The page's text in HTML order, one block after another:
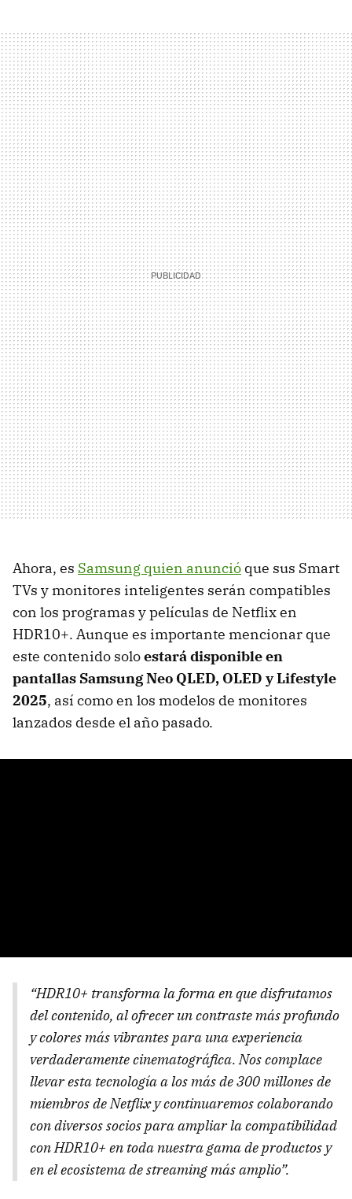
Ahora, es Samsung quien anunció que sus Smart
TVs y monitores inteligentes serán compatibles
con los programas y películas de Netflix en
HDR10+. Aunque es importante mencionar que
este contenido soloestará disponible en
pantallas Samsung Neo QLED, OLED y Lifestyle
2025, así como en los modelos de monitores
lanzados desde el año pasado.
“HDR10+ transforma la forma en que disfrutamos
del contenido, al ofrecer un contraste más profundo
y colores más vibrantes para una experiencia
verdaderamente cinematográfica. Nos complace
llevar esta tecnología a los más de 300 millones de
miembros de Netflix y continuaremos colaborando
con diversos socios para ampliar la compatibilidad
con HDR10+ en toda nuestra gama de productos y
en el ecosistema de streaming más amplio”.